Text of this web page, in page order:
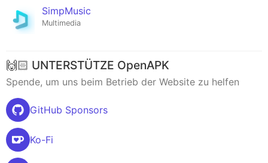
SimpMusic
Multimedia
🙌🏻 UNTERSTÜTZE OpenAPK
Spende, um uns beim Betrieb der Website zu helfen
GitHub Sponsors
Ko-Fi